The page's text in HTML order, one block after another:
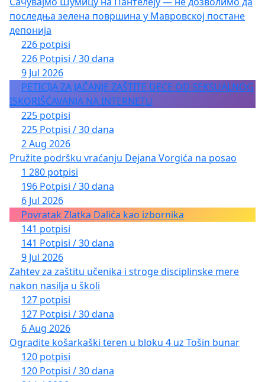
последња зелена површина у Мавровској постане
депонија
226 potpisi
226 Potpisi / 30 dana
9 Jul 2026
PETICIJA ZA JAČANJE ZAŠTITE DECE OD SEKSUALNOG
ISKORIŠĆAVANJA NA INTERNETU
225 potpisi
225 Potpisi / 30 dana
2 Aug 2026
Pružite podršku vraćanju Dejana Vorgića na posao
1 280 potpisi
196 Potpisi / 30 dana
6 Jul 2026
Povratak Zlatka Dalića kao izbornika
141 potpisi
141 Potpisi / 30 dana
9 Jul 2026
Zahtev za zaštitu učenika i stroge disciplinske mere
nakon nasilja u školi
127 potpisi
127 Potpisi / 30 dana
6 Aug 2026
Ogradite košarkaški teren u bloku 4 uz Tošin bunar
120 potpisi
120 Potpisi / 30 dana